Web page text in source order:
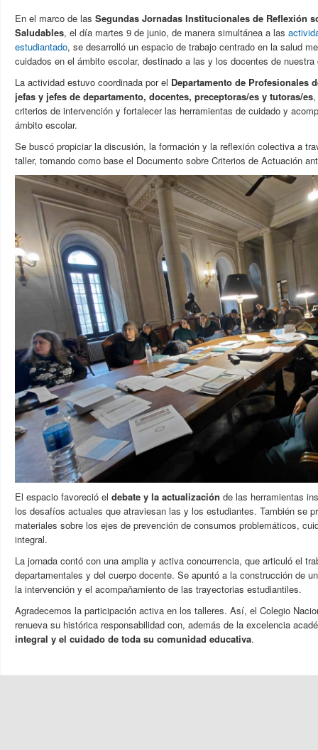
En el marco de las Segundas Jornadas Institucionales de Reflexión
Saludables, el día martes 9 de junio, de manera simultánea a las
estudiantado, se desarrolló un espacio de trabajo centrado en la salud
cuidados en el ámbito escolar, destinado a las y los docentes de
La actividad estuvo coordinada por el Departamento de Profesionales
jefas y jefes de departamento, docentes, preceptoras/es y tutoras/es
criterios de intervención y fortalecer las herramientas de cuidado y
ámbito escolar.
Se buscó propiciar la discusión, la formación y la reflexión colectiva a
taller, tomando como base el Documento sobre Criterios de Actuación
El espacio favoreció el debate y la actualización de las herramientas
los desafíos actuales que atraviesan las y los estudiantes. También se
materiales sobre los ejes de prevención de consumos problemáticos,
integral.
La jornada contó con una amplia y activa concurrencia, que articuló el
departamentales y del cuerpo docente. Se apuntó a la construcción de
la intervención y el acompañamiento de las trayectorias estudiantiles.
Agradecemos la participación activa en los talleres. Así, el Colegio
renueva su histórica responsabilidad con, además de la excelencia
integral y el cuidado de toda su comunidad educativa.